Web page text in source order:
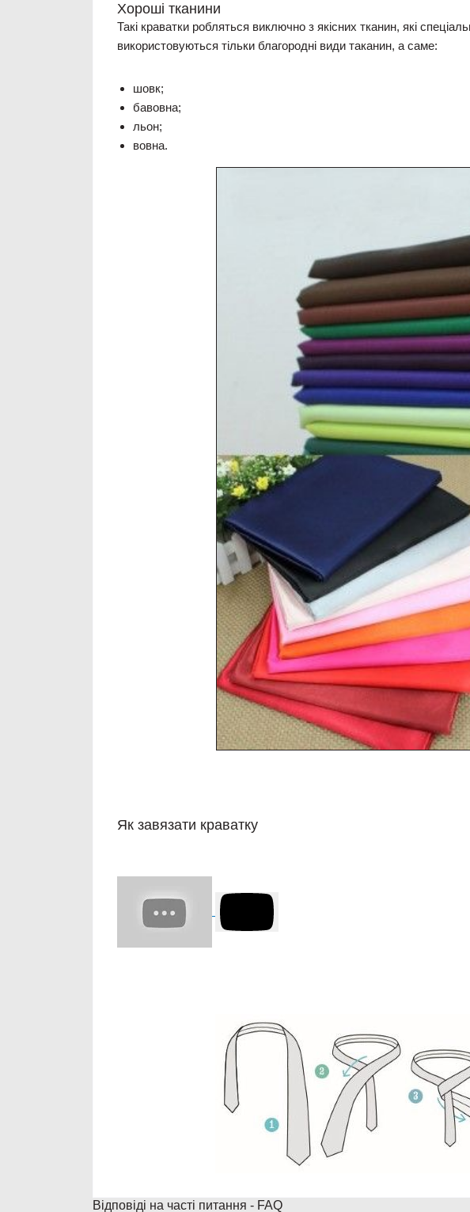
Хороші тканини
Такі краватки робляться виключно з якісних тканин, які
використовуються тільки благородні види таканин, а саме:
шовк;
бавовна;
льон;
вовна.
Як завязати краватку
Відповіді на часті питання - FAQ